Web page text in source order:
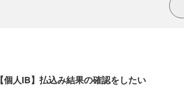
【個人IB】払込み結果の確認をしたい